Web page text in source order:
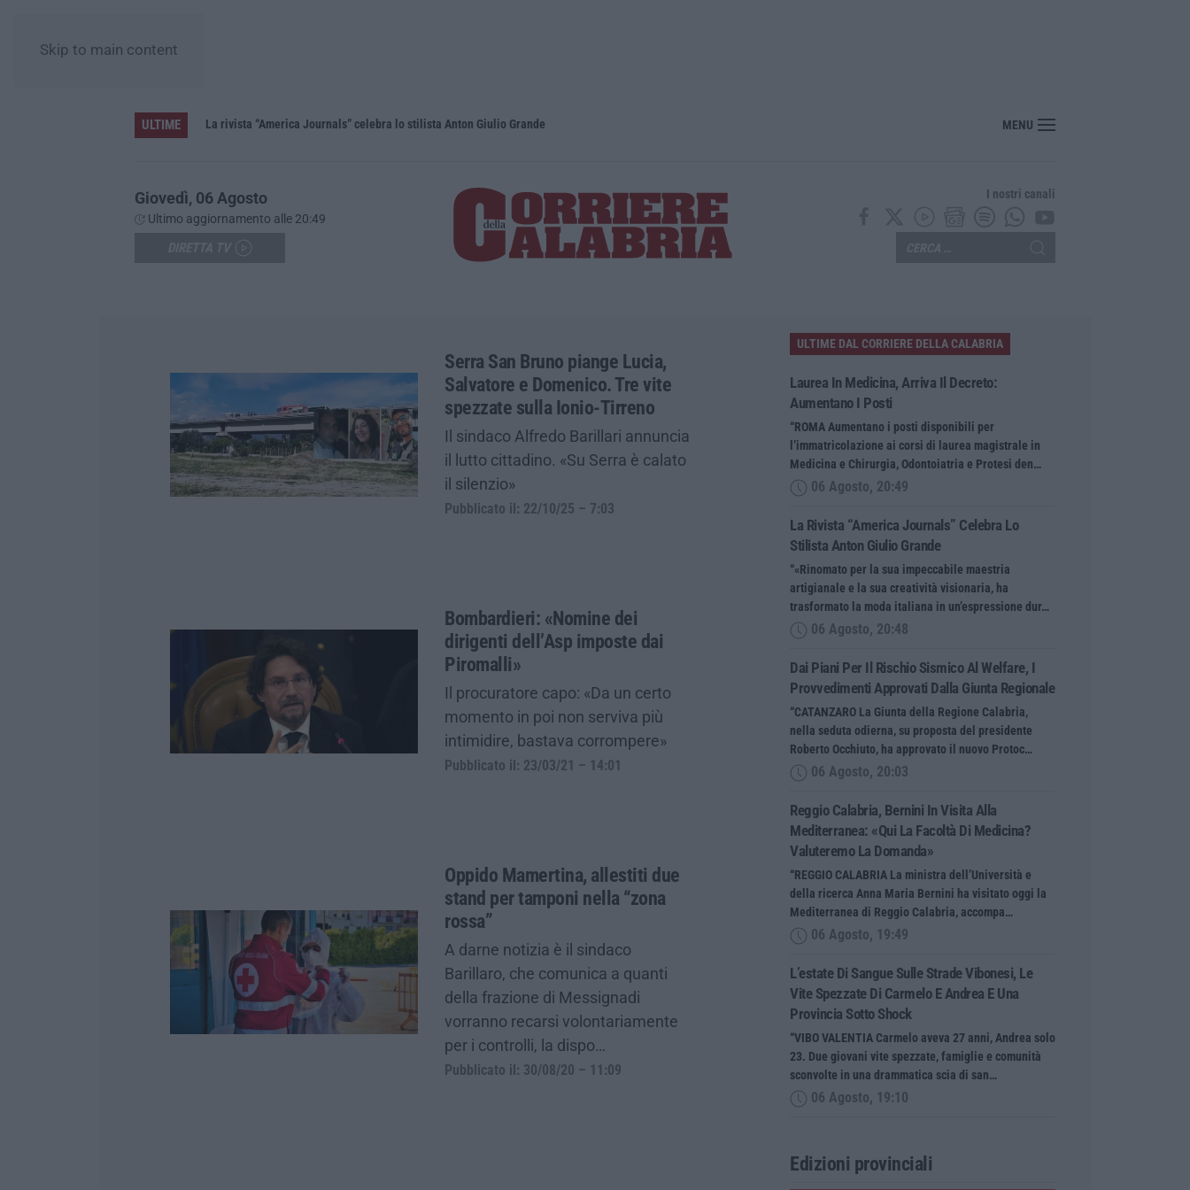
Skip to main content
ULTIME La rivista “America Journals” celebra lo stilista Anton Giulio Grande Dai Piani per il rischio sismico al welfare, i provvedimenti approvati dalla Giunta
MENU
Giovedì, 06 Agosto
Ultimo aggiornamento alle 20:49
I nostri canali
Serra San Bruno piange Lucia,
Salvatore e Domenico. Tre vite
spezzate sulla Ionio-Tirreno
Il sindaco Alfredo Barillari annuncia
il lutto cittadino. «Su Serra è calato
il silenzio»
Pubblicato il: 22/10/25 – 7:03
Bombardieri: «Nomine dei
dirigenti dell’Asp imposte dai
Piromalli»
Il procuratore capo: «Da un certo
momento in poi non serviva più
intimidire, bastava corrompere»
Pubblicato il: 23/03/21 – 14:01
Oppido Mamertina, allestiti due
stand per tamponi nella “zona
rossa”
A darne notizia è il sindaco
Barillaro, che comunica a quanti
della frazione di Messignadi
vorranno recarsi volontariamente
per i controlli, la dispo…
Pubblicato il: 30/08/20 – 11:09
ULTIME DAL CORRIERE DELLA CALABRIA
Laurea In Medicina, Arriva Il Decreto:
Aumentano I Posti
“ROMA Aumentano i posti disponibili per
l’immatricolazione ai corsi di laurea magistrale in
Medicina e Chirurgia, Odontoiatria e Protesi den…
06 Agosto, 20:49
La Rivista “America Journals” Celebra Lo
Stilista Anton Giulio Grande
“«Rinomato per la sua impeccabile maestria
artigianale e la sua creatività visionaria, ha
trasformato la moda italiana in un’espressione dur…
06 Agosto, 20:48
Dai Piani Per Il Rischio Sismico Al Welfare, I
Provvedimenti Approvati Dalla Giunta Regionale
“CATANZARO La Giunta della Regione Calabria,
nella seduta odierna, su proposta del presidente
Roberto Occhiuto, ha approvato il nuovo Protoc…
06 Agosto, 20:03
Reggio Calabria, Bernini In Visita Alla
Mediterranea: «Qui La Facoltà Di Medicina?
Valuteremo La Domanda»
“REGGIO CALABRIA La ministra dell’Università e
della ricerca Anna Maria Bernini ha visitato oggi la
Mediterranea di Reggio Calabria, accompa…
06 Agosto, 19:49
L’estate Di Sangue Sulle Strade Vibonesi, Le
Vite Spezzate Di Carmelo E Andrea E Una
Provincia Sotto Shock
“VIBO VALENTIA Carmelo aveva 27 anni, Andrea solo
23. Due giovani vite spezzate, famiglie e comunità
sconvolte in una drammatica scia di san…
06 Agosto, 19:10
Edizioni provinciali